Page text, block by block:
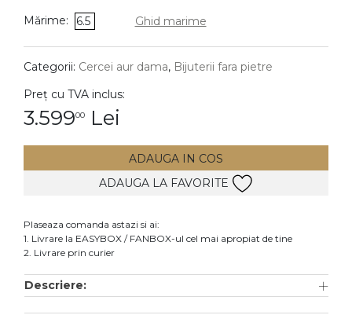
Pandantive
DIAMANTE Vezi toate
Cercei
Accesorii
Mărime: 6.5 Ghid marime
Categorii: Cercei aur dama, Bijuterii fara pietre
Preț cu TVA inclus:
3.59900 Lei
ADAUGA IN COS
ADAUGA LA FAVORITE
Plaseaza comanda astazi si ai:
1. Livrare la EASYBOX / FANBOX-ul cel mai apropiat de tine
2. Livrare prin curier
Descriere: